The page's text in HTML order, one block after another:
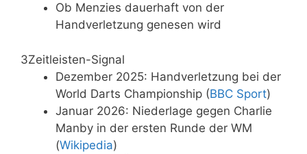
Ob Menzies dauerhaft von der
Handverletzung genesen wird
3Zeitleisten-Signal
Dezember 2025: Handverletzung bei der
World Darts Championship (BBC Sport)
Januar 2026: Niederlage gegen Charlie
Manby in der ersten Runde der WM
(Wikipedia)